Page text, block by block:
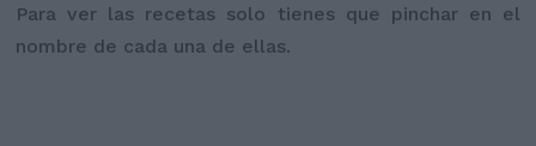
Para ver las recetas solo tienes que pinchar en el
nombre de cada una de ellas.